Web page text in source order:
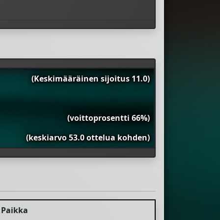
(Keskimääräinen sijoitus 11.0)
(voittoprosentti 66%)
(keskiarvo 53.0 ottelua kohden)
Paikka